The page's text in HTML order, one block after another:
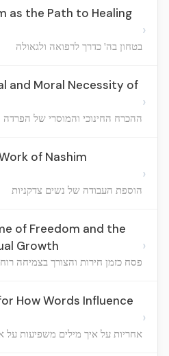
as the Path to Healing
בטחון בה' כדרך לרפואה ולגאולה
›
and Moral Necessity of
ההכרח החינוכי והמוסרי של הפרדה
›
of Nashim
הוספת העבודה של נשים צדקניות
›
of Freedom and the
Growth
פסח כזמן חירות והצורך בצמיחה
›
How Words Influence
אחריות על איך מילים משפיעות על
›